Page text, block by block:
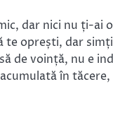
dar nici nu ți-ai
te oprești, dar
de voință, nu e
în tăcere,